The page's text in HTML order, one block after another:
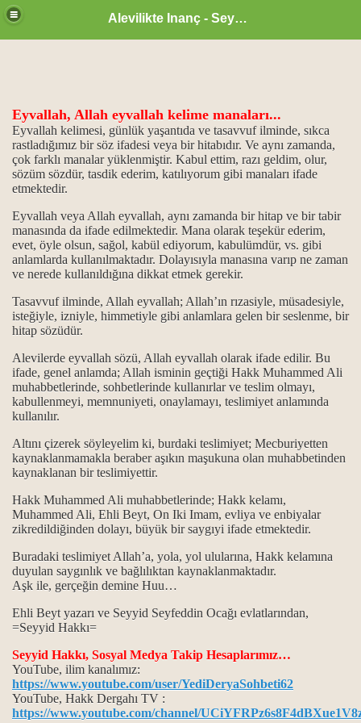
Alevilikte Inanç - Seyyid Hakkı
Eyvallah, Allah eyvallah kelime manaları...
Eyvallah kelimesi, günlük yaşantıda ve tasavvuf ilminde, sıkca
rastladığımız bir söz ifadesi veya bir hitabıdır. Ve aynı zamanda,
çok farklı manalar yüklenmiştir. Kabul ettim, razı geldim, olur,
sözüm sözdür, tasdik ederim, katılıyorum gibi manaları ifade
etmektedir.
Eyvallah veya Allah eyvallah, aynı zamanda bir hitap ve bir tabir
manasında da ifade edilmektedir. Mana olarak teşekür ederim,
evet, öyle olsun, sağol, kabül ediyorum, kabulümdür, vs. gibi
anlamlarda kullanılmaktadır. Dolayısıyla manasına varıp ne zaman
ve nerede kullanıldığına dikkat etmek gerekir.
Tasavvuf ilminde, Allah eyvallah; Allah’ın rızasiyle, müsadesiyle,
isteğiyle, izniyle, himmetiyle gibi anlamlara gelen bir seslenme, bir
hitap sözüdür.
Alevilerde eyvallah sözü, Allah eyvallah olarak ifade edilir. Bu
ifade, genel anlamda; Allah isminin geçtiği Hakk Muhammed Ali
muhabbetlerinde, sohbetlerinde kullanırlar ve teslim olmayı,
kabullenmeyi, memnuniyeti, onaylamayı, teslimiyet anlamında
kullanılır.
Altını çizerek söyleyelim ki, burdaki teslimiyet; Mecburiyetten
kaynaklanmamakla beraber aşıkın maşukuna olan muhabbetinden
kaynaklanan bir teslimiyettir.
Hakk Muhammed Ali muhabbetlerinde; Hakk kelamı,
Muhammed Ali, Ehli Beyt, On Iki Imam, evliya ve enbiyalar
zikredildiğinden dolayı, büyük bir saygıyi ifade etmektedir.
Buradaki teslimiyet Allah’a, yola, yol ulularına, Hakk kelamına
duyulan saygınlık ve bağlılıktan kaynaklanmaktadır.
Aşk ile, gerçeğin demine Huu…
Ehli Beyt yazarı ve Seyyid Seyfeddin Ocağı evlatlarından,
=Seyyid Hakkı=
Seyyid Hakkı, Sosyal Medya Takip Hesaplarımız…
YouTube, ilim kanalımız:
https://www.youtube.com/user/YediDeryaSohbeti62
YouTube, Hakk Dergahı TV :
https://www.youtube.com/channel/
Hüsna
kavramları
deyimi üzerine…